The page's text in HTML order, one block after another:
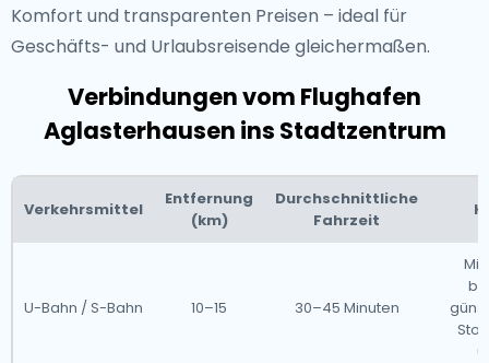
Komfort und transparenten Preisen – ideal für
Geschäfts- und Urlaubsreisende gleichermaßen.
Verbindungen vom Flughafen
Aglasterhausen ins Stadtzentrum
Verkehrsmittel
Entfernung
(km)
Durchschnittliche
Fahrzeit
U-Bahn / S-Bahn 10–15 30–45 Minuten